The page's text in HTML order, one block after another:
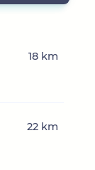
18 km
22 km